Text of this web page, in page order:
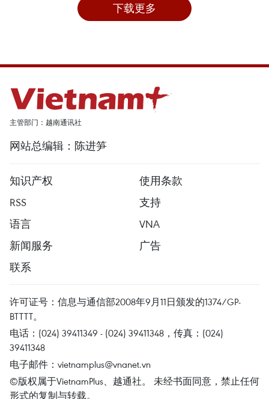
下载更多
主管部门：越南通讯社
网站总编辑：陈进笋
知识产权
使用条款
RSS
支持
语言
VNA
新闻服务
广告
联系
许可证号：信息与通信部2008年9月11日颁发的1374/GP-
BTTTT。
电话：(024) 39411349 - (024) 39411348，传真：(024)
39411348
电子邮件： vietnamplus@vnanet.vn
©版权属于VietnamPlus、越通社。 未经书面同意，禁止任何
形式的复制与转载。